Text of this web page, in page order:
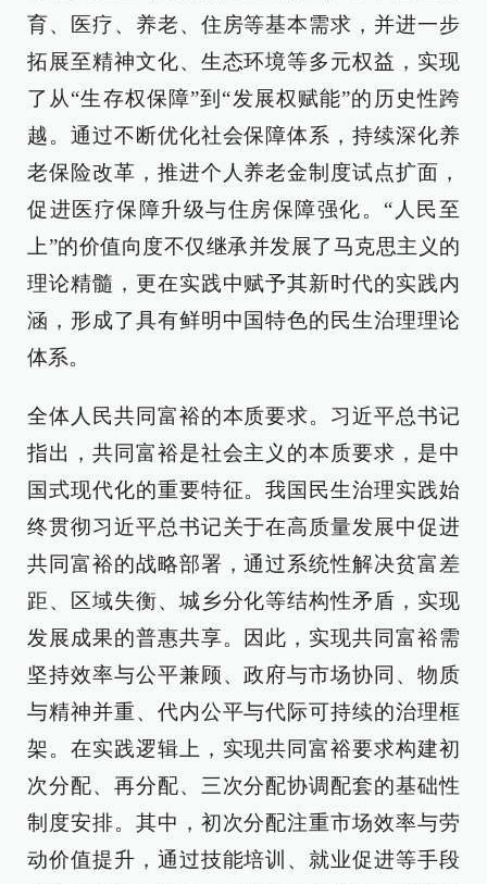
育、医疗、养老、住房等基本需求，并进一步
拓展至精神文化、生态环境等多元权益，实现
了从“生存权保障”到“发展权赋能”的历史性跨
越。通过不断优化社会保障体系，持续深化养
老保险改革，推进个人养老金制度试点扩面，
促进医疗保障升级与住房保障强化。“人民至
上”的价值向度不仅继承并发展了马克思主义的
理论精髓，更在实践中赋予其新时代的实践内
涵，形成了具有鲜明中国特色的民生治理理论
体系。
全体人民共同富裕的本质要求。习近平总书记
指出，共同富裕是社会主义的本质要求，是中
国式现代化的重要特征。我国民生治理实践始
终贯彻习近平总书记关于在高质量发展中促进
共同富裕的战略部署，通过系统性解决贫富差
距、区域失衡、城乡分化等结构性矛盾，实现
发展成果的普惠共享。因此，实现共同富裕需
坚持效率与公平兼顾、政府与市场协同、物质
与精神并重、代内公平与代际可持续的治理框
架。在实践逻辑上，实现共同富裕要求构建初
次分配、再分配、三次分配协调配套的基础性
制度安排。其中，初次分配注重市场效率与劳
动价值提升，通过技能培训、就业促进等手段